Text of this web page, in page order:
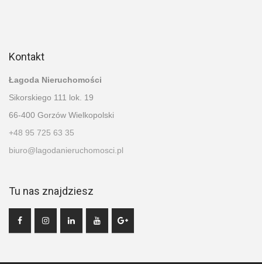
Kontakt
Łagoda Nieruchomości
Sikorskiego 111 lok. 19
66-400 Gorzów Wielkopolski
+48 95 725 63 35
biuro@lagodanieruchomosci.pl
Tu nas znajdziesz